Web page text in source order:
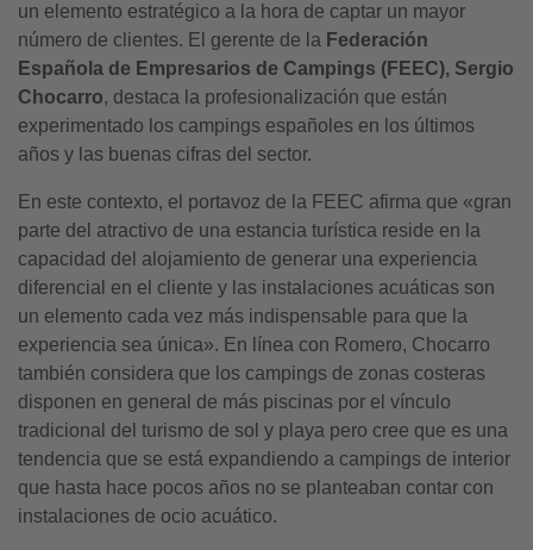
un elemento estratégico a la hora de captar un mayor
número de clientes. El gerente de la Federación
Española de Empresarios de Campings (FEEC), Sergio
Chocarro, destaca la profesionalización que están
experimentado los campings españoles en los últimos
años y las buenas cifras del sector.
En este contexto, el portavoz de la FEEC afirma que «gran
parte del atractivo de una estancia turística reside en la
capacidad del alojamiento de generar una experiencia
diferencial en el cliente y las instalaciones acuáticas son
un elemento cada vez más indispensable para que la
experiencia sea única». En línea con Romero, Chocarro
también considera que los campings de zonas costeras
disponen en general de más piscinas por el vínculo
tradicional del turismo de sol y playa pero cree que es una
tendencia que se está expandiendo a campings de interior
que hasta hace pocos años no se planteaban contar con
instalaciones de ocio acuático.